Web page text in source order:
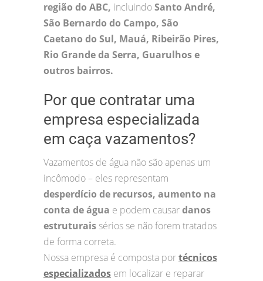
região do ABC, incluindoSanto André,
São Bernardo do Campo, São
Caetano do Sul, Mauá, Ribeirão Pires,
Rio Grande da Serra, Guarulhos e
outros bairros.
Por que contratar uma
empresa especializada
em caça vazamentos?
Vazamentos de água não são apenas um
incômodo – eles representam
desperdício de recursos, aumento na
conta de água e podem causardanos
estruturais sérios se não forem tratados
de forma correta.
Nossa empresa é composta portécnicos
especializados em localizar e reparar